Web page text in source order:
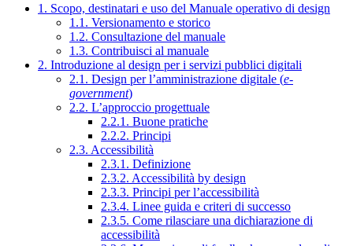
1. Scopo, destinatari e uso del Manuale operativo di design
1.1. Versionamento e storico
1.2. Consultazione del manuale
1.3. Contribuisci al manuale
2. Introduzione al design per i servizi pubblici digitali
2.1. Design per l’amministrazione digitale (e-
government)
2.2. L’approccio progettuale
2.2.1. Buone pratiche
2.2.2. Principi
2.3. Accessibilità
2.3.1. Definizione
2.3.2. Accessibilità by design
2.3.3. Principi per l’accessibilità
2.3.4. Linee guida e criteri di successo
2.3.5. Come rilasciare una dichiarazione di
accessibilità